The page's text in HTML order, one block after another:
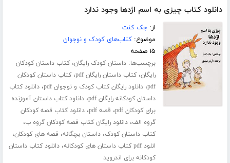
دانلود کتاب چیزی به اسم اژدها وجود ندارد
از:جک کنت
موضوع:کتاب‌های کودک و نوجوان
۱۵ صفحه
برچسب‌ها:داستان کودک رایگان،کتاب داستان کودکان
رایگان،کتاب داستان رایگان pdf ،کتاب داستان کودکان
pdf،دانلود رایگان کتاب کودک و نوجوان pdf ،دانلود کتاب
داستان کودکانه رایگان pdf
،دانلود کتاب داستان آموزنده
برای کودکان pdf
، قصه pdf ،دانلود کتاب قصه کودکان
گروه الف،دانلود رایگان کتاب قصه کودکان گروه ب،
کتاب داستان کودک،داستان بچگانه، قصه های کودکان،
انلود pdf کتاب داستان های کودکانه ،دانلود کتاب داستان
کودکانه برای اندروید